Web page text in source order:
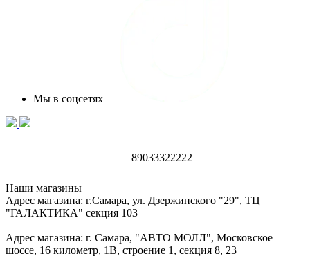
Мы в соцсетях
89033322222
Наши магазины
Адрес магазина: г.Самара, ул. Дзержинского "29", ТЦ
"ГАЛАКТИКА" секция 103
Адрес магазина: г. Самара, "АВТО МОЛЛ", Московское
шоссе, 16 километр, 1В, строение 1, секция 8, 23